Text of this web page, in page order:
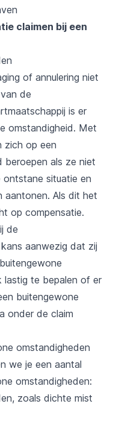
claimen bij een
of annulering niet
de
is er
omstandigheid. Met
zich op een
beroepen als ze niet
situatie en
aantonen. Als dit het
op compensatie.
de
aanwezig dat zij
lastig te bepalen of er
buitengewone
onder de claim
omstandigheden
we je een aantal
omstandigheden:
zoals dichte mist